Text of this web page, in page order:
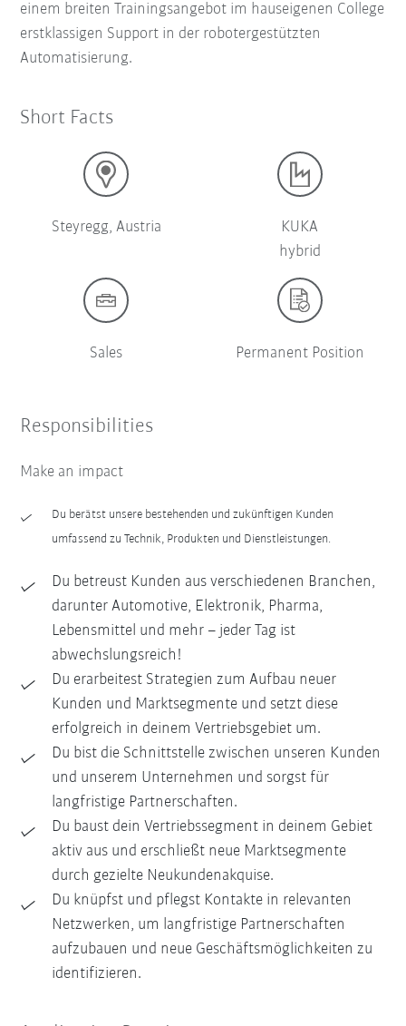
einem breiten Trainingsangebot im hauseigenen College
erstklassigen Support in der robotergestützten
Automatisierung.
Short Facts
Steyregg, Austria
KUKA
hybrid
Sales Permanent Position
Responsibilities
Make an impact
Du berätst unsere bestehenden und zukünftigen Kunden
umfassend zu Technik, Produkten und Dienstleistungen.
Du betreust Kunden aus verschiedenen Branchen,
darunter Automotive, Elektronik, Pharma,
Lebensmittel und mehr – jeder Tag ist
abwechslungsreich!
Du erarbeitest Strategien zum Aufbau neuer
Kunden und Marktsegmente und setzt diese
erfolgreich in deinem Vertriebsgebiet um.
Du bist die Schnittstelle zwischen unseren Kunden
und unserem Unternehmen und sorgst für
langfristige Partnerschaften.
Du baust dein Vertriebssegment in deinem Gebiet
aktiv aus und erschließt neue Marktsegmente
durch gezielte Neukundenakquise.
Du knüpfst und pflegst Kontakte in relevanten
Netzwerken, um langfristige Partnerschaften
aufzubauen und neue Geschäftsmöglichkeiten zu
identifizieren.